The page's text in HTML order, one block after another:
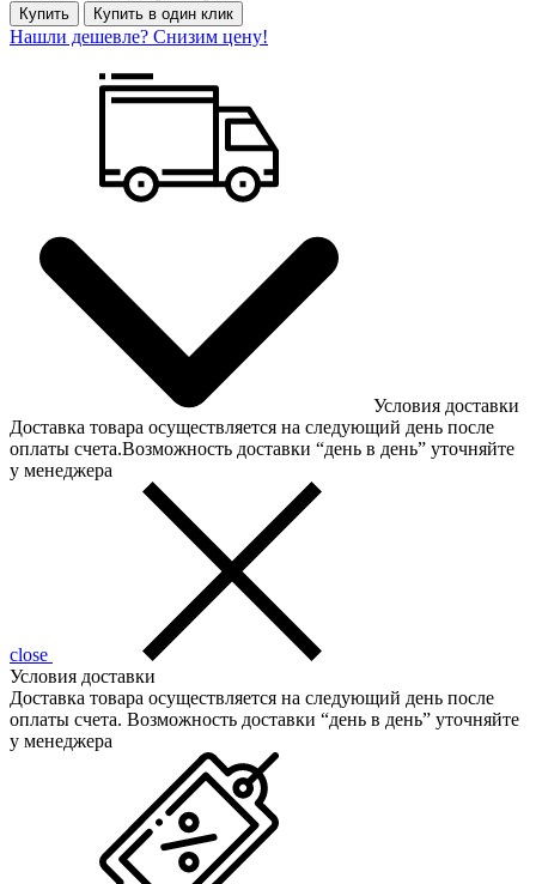
Купить Купить в один клик
Нашли дешевле? Снизим цену!
Условия доставки
Доставка товара осуществляется на следующий день после
оплаты счета.Возможность доставки “день в день” уточняйте
у менеджера
close
Условия доставки
Доставка товара осуществляется на следующий день после
оплаты счета. Возможность доставки “день в день” уточняйте
у менеджера